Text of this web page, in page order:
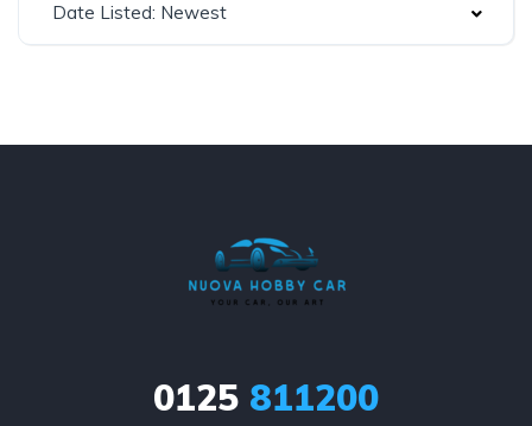
Date Listed: Newest
0125 811200